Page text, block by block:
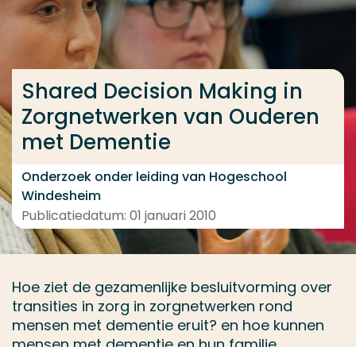
Ga direct naar de content
... > Medewerkers
Shared Decision Making in
Zorgnetwerken van Ouderen
met Dementie
Onderzoek onder leiding van Hogeschool
Windesheim
Publicatiedatum: 01 januari 2010
Hoe ziet de gezamenlijke besluitvorming over
transities in zorg in zorgnetwerken rond
mensen met dementie eruit? en hoe kunnen
Veel gezocht
Opleiding
Contact